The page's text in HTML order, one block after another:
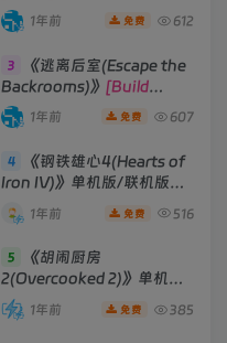
南京保卫战等DLCs
1年前 免费 612
3
《逃离后室(Escape the
Backrooms)》 [Build
28012024]联机版
1年前 免费 607
4
《钢铁雄心4(Hearts of
Iron IV)》单机版/联机版
1年前 免费 516
5
《胡闹厨房
2(Overcooked 2)》单机版/
联机版
Build 01102020 联机版]
1年前 免费 385